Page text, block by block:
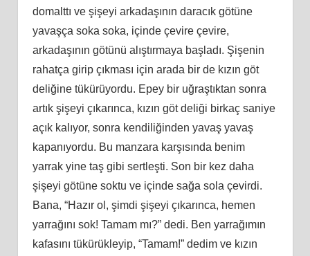
domalttı ve şişeyi arkadaşının daracık götüne
yavaşça soka soka, içinde çevire çevire,
arkadaşının götünü alıştırmaya başladı. Şişenin
rahatça girip çıkması için arada bir de kızın göt
deliğine tükürüyordu. Epey bir uğraştıktan sonra
artık şişeyi çıkarınca, kızın göt deliği birkaç saniye
açık kal ıyor, sonra kendiliğinden yavaş yavaş
kapanıyordu. Bu manzara karşısında benim
yarrak yine taş gibi sertleşti. Son bir kez daha
şişeyi götüne soktu ve içinde sağa sola çevirdi.
Bana, “Hazır ol, şimdi şişeyi çıkarınca, hemen
yarrağını sok! Tamam mı?” dedi. Ben yarrağımın
kafasını tükürükleyip, “Tamam!” dedim ve kızın